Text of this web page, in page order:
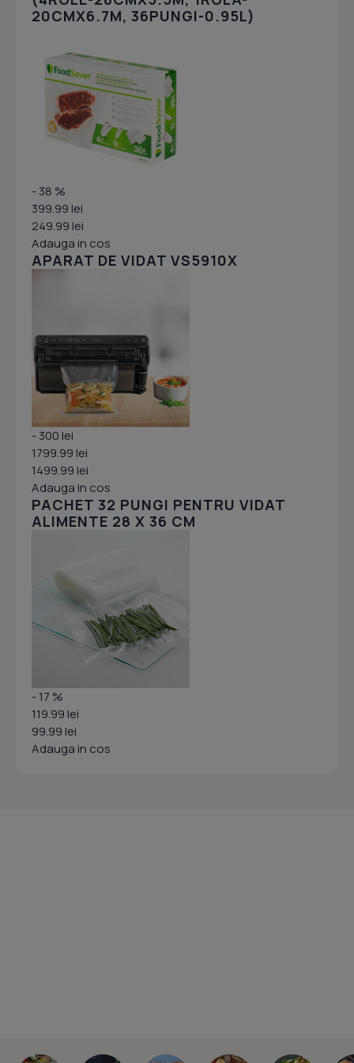
20CMX6.7M, 36PUNGI-0.95L)
- 38 %
399.99 lei
249.99 lei
Adauga in cos
APARAT DE VIDAT VS5910X
- 300 lei
1799.99 lei
1499.99 lei
Adauga in cos
PACHET 32 PUNGI PENTRU VIDAT
ALIMENTE 28 X 36 CM
- 17 %
119.99 lei
99.99 lei
Adauga in cos